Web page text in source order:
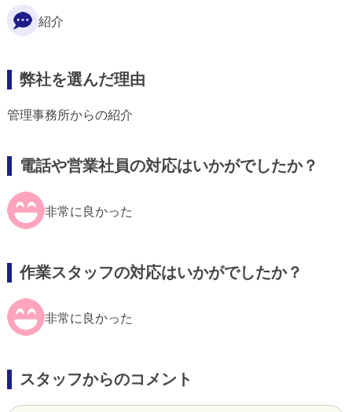
紹介
弊社を選んだ理由
管理事務所からの紹介
電話や営業社員の対応はいかがでしたか？
非常に良かった
作業スタッフの対応はいかがでしたか？
非常に良かった
スタッフからのコメント